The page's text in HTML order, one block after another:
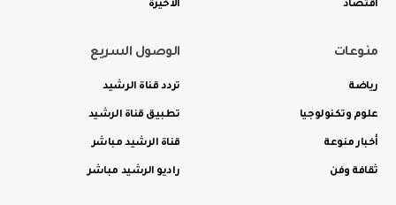
أقتصاد الاخيرة
منوعات
رياضة
علوم وتكنولوجيا
أخبار منوعة
ثقافة وفن
الوصول السريع
تردد قناة الرشيد
تطبيق قناة الرشيد
قناة الرشيد مباشر
راديو الرشيد مباشر